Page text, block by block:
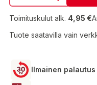
Toimituskulut alk. 4,95 €
Tuote saatavilla vain
Ilmainen